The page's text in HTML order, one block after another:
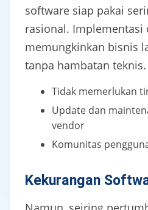
software siap pakai
rasional. Implementasi
memungkinkan bisnis
tanpa hambatan teknis.
Tidak memerlukan
Update dan
vendor
Komunitas
Kekurangan